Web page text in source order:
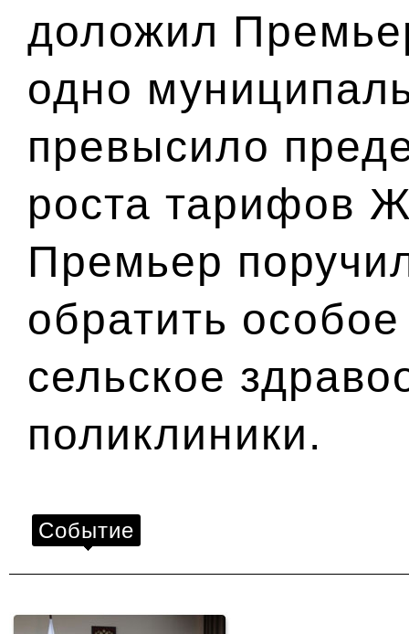
доложил
одно
превысило
роста тарифов
Премьер
обратить
сельское
поликлиники.
Событие